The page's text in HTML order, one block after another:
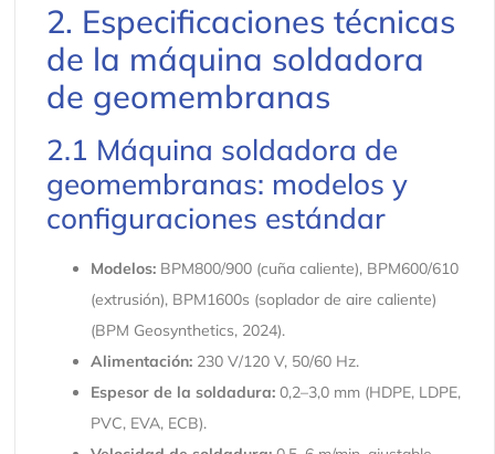
2. Especificaciones técnicas
de la máquina soldadora
de geomembranas
2.1 Máquina soldadora de
geomembranas: modelos y
configuraciones estándar
Modelos:BPM800/900 (cuña caliente), BPM600/610
(extrusión), BPM1600s (soplador de aire caliente)
(BPM Geosynthetics, 2024).
Alimentación:230 V/120 V, 50/60 Hz.
Espesor de la soldadura:0,2–3,0 mm (HDPE, LDPE,
PVC, EVA, ECB).